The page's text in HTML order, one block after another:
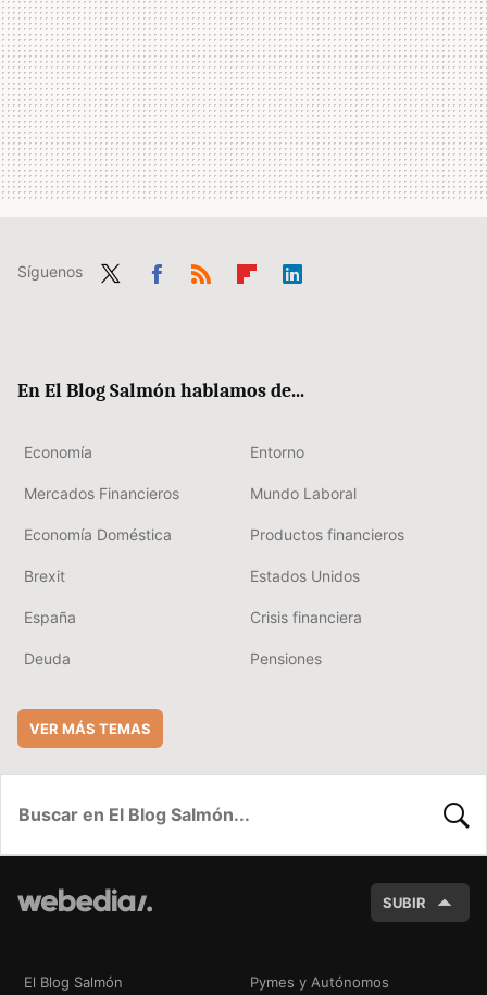
Síguenos
En El Blog Salmón hablamos de...
Economía Entorno
Mercados Financieros Mundo Laboral
Economía Doméstica Productos financieros
Brexit Estados Unidos
España Crisis financiera
Deuda Pensiones
VER MÁS TEMAS
SUBIR
El Blog Salmón Pymes y Autónomos